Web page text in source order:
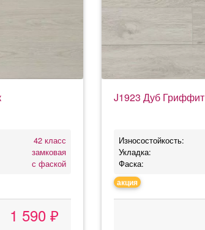
42 класс
замковая
с фаской
1 590 ₽
J1923 Дуб Гриффит
Износостойкость:
Укладка:
Фаска:
акция